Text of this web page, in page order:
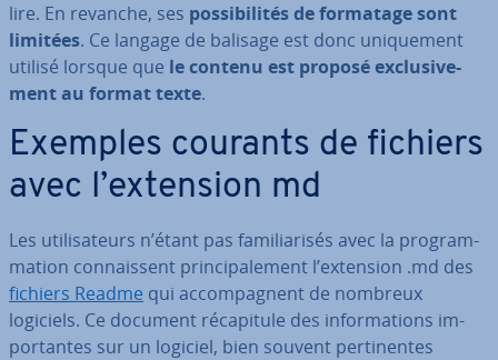
lire. En revanche, ses pos­si­bi­li­tés de formatage sont
limitées. Ce langage de balisage est donc uni­que­ment
utilisé lorsque que le contenu est proposé ex­clu­si­ve­
ment au format texte.
Exemples courants de fichiers
avec l’extension md
Les uti­li­sa­teurs n’étant pas fa­mi­lia­ri­sés avec la pro­gram­
ma­tion con­nais­sent prin­ci­pa­le­ment l’extension .md des
fichiers Readme qui ac­com­pag­nent de nombreux
logiciels. Ce document ré­ca­pi­tule des in­for­ma­tions im­
por­tantes sur un logiciel, bien souvent per­ti­nentes